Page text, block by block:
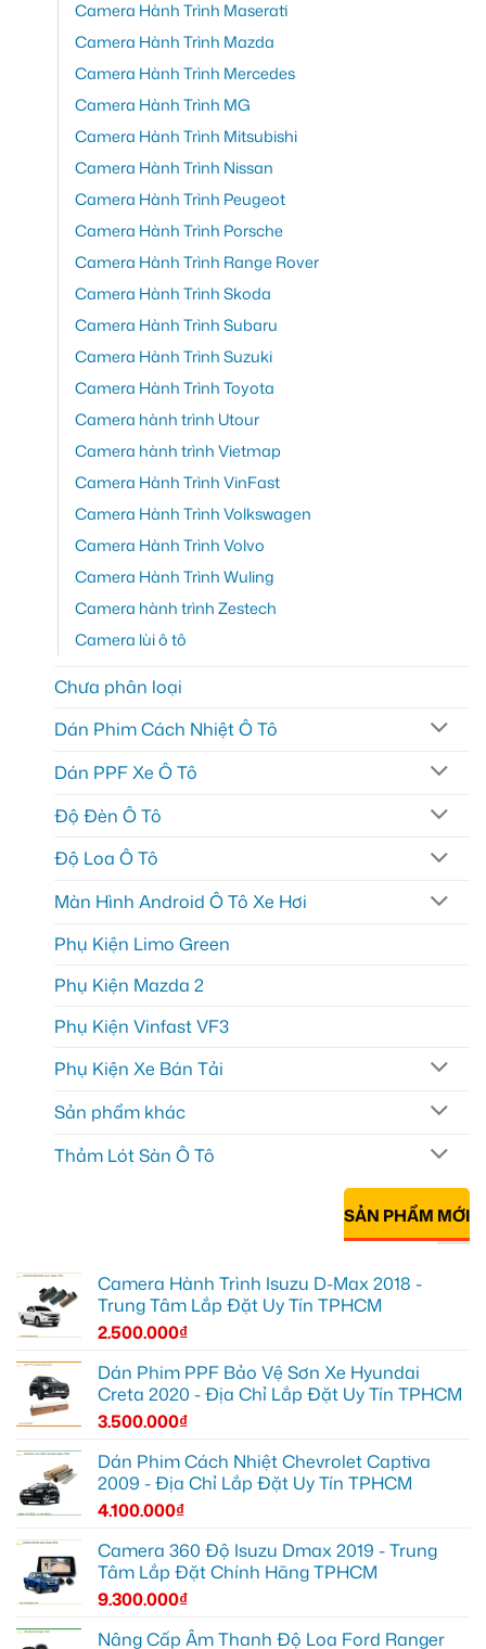
Camera Hành Trình Maserati
Camera Hành Trình Mazda
Camera Hành Trình Mercedes
Camera Hành Trình MG
Camera Hành Trình Mitsubishi
Camera Hành Trình Nissan
Camera Hành Trình Peugeot
Camera Hành Trình Porsche
Camera Hành Trình Range Rover
Camera Hành Trình Skoda
Camera Hành Trình Subaru
Camera Hành Trình Suzuki
Camera Hành Trình Toyota
Camera hành trình Utour
Camera hành trình Vietmap
Camera Hành Trình VinFast
Camera Hành Trình Volkswagen
Camera Hành Trình Volvo
Camera Hành Trình Wuling
Camera hành trình Zestech
Camera lùi ô tô
Chưa phân loại
Dán Phim Cách Nhiệt Ô Tô
Dán PPF Xe Ô Tô
Độ Đèn Ô Tô
Độ Loa Ô Tô
Màn Hình Android Ô Tô Xe Hơi
Phụ Kiện Limo Green
Phụ Kiện Mazda 2
Phụ Kiện Vinfast VF3
Phụ Kiện Xe Bán Tải
Sản phẩm khác
Thảm Lót Sàn Ô Tô
SẢN PHẨM MỚI
Camera Hành Trình Isuzu D-Max 2018 -
Trung Tâm Lắp Đặt Uy Tín TPHCM
2.500.000₫
Dán Phim PPF Bảo Vệ Sơn Xe Hyundai
Creta 2020 - Địa Chỉ Lắp Đặt Uy Tín TPHCM
3.500.000₫
Dán Phim Cách Nhiệt Chevrolet Captiva
2009 - Địa Chỉ Lắp Đặt Uy Tín TPHCM
4.100.000₫
Camera 360 Độ Isuzu Dmax 2019 - Trung
Tâm Lắp Đặt Chính Hãng TPHCM
9.300.000₫
Nâng Cấp Âm Thanh Độ Loa Ford Ranger